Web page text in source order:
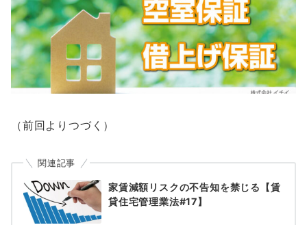
（前回よりつづく）
関連記事
家賃減額リスクの不告知を禁じる【賃
貸住宅管理業法#17】